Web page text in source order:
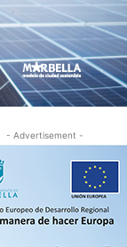
- Advertisement -